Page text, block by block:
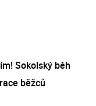
Sokolský běh
běžců